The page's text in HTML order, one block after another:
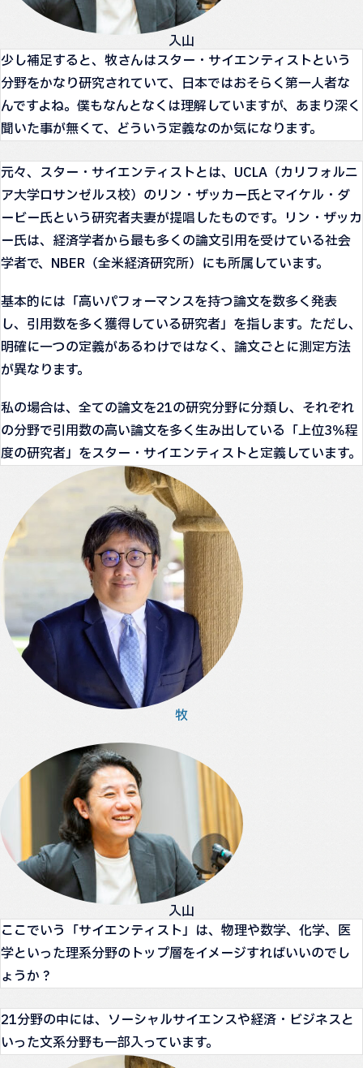
入山
少し補足すると、牧さんはスター・サイエンティストという
分野をかなり研究されていて、日本ではおそらく第一人者な
んですよね。僕もなんとなくは理解していますが、あまり深く
聞いた事が無くて、どういう定義なのか気になります。
元々、スター・サイエンティストとは、UCLA（カリフォルニ
ア大学ロサンゼルス校）のリン・ザッカー氏とマイケル・ダ
ービー氏という研究者夫妻が提唱したものです。リン・ザッカ
ー氏は、経済学者から最も多くの論文引用を受けている社会
学者で、NBER（全米経済研究所）にも所属しています。
基本的には「高いパフォーマンスを持つ論文を数多く発表
し、引用数を多く獲得している研究者」を指します。ただし、
明確に一つの定義があるわけではなく、論文ごとに測定方法
が異なります。
私の場合は、全ての論文を21の研究分野に分類し、それぞれ
の分野で引用数の高い論文を多く生み出している「上位3％程
度の研究者」をスター・サイエンティストと定義しています。
牧
入山
ここでいう「サイエンティスト」は、物理や数学、化学、医
学といった理系分野のトップ層をイメージすればいいのでし
ょうか？
21分野の中には、ソーシャルサイエンスや経済・ビジネスと
いった文系分野も一部入っています。